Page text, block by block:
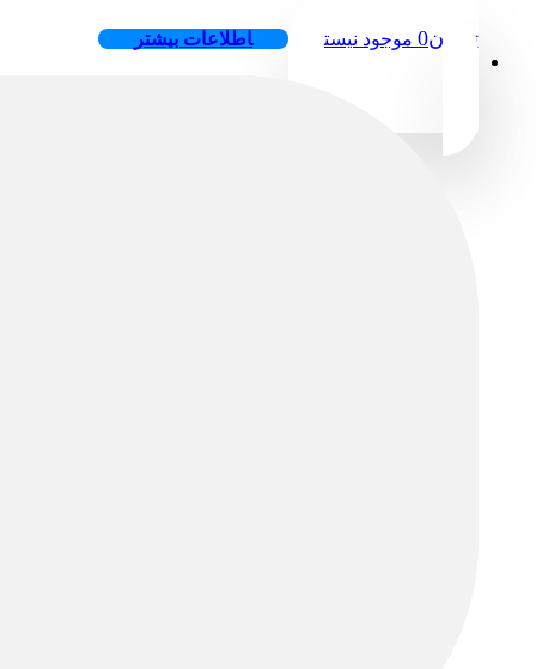
تومان0 موجود نیست اطلاعات بیشتر